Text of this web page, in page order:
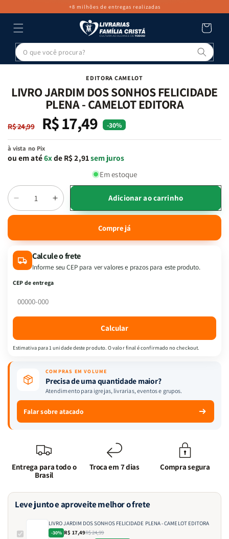
+8 milhões de entregas realizadas
Carrinho
PULAR PARA
EDITORA CAMELOT
LIVRO JARDIM DOS SONHOS FELICIDADE
PLENA - CAMELOT EDITORA
Preço
normal
R$ 24,99
Preço
promocional
R$ 17,49 -30%
à vista no Pix
ou em até6xde R$ 2,91sem juros
Em estoque
Quantidade
Diminuir
a
LIVRO
JARDIM
DOS
FELICIDADE
PLENA
CAMELOT
Aumentar
a
quantidade
LIVRO
JARDIM
DOS
Adicionar ao carrinho
Compre já
Calcule o frete
Informe seu CEP para ver valores e prazos para este produto.
CEP de entrega
Calcular
Estimativa para 1 unidade deste produto. O valor final é confirmado no checkout.
COMPRAS EM VOLUME
Precisa de uma quantidade maior?
Atendimento para igrejas, livrarias, eventos e grupos.
Falar sobre atacado
Entrega para todo o
Brasil
Troca em 7 dias Compra segura
Leve junto e aproveite melhor o frete
LIVRO JARDIM DOS SONHOS FELICIDADE PLENA - CAMELOT EDITORA
-30% R$ 17,49R$ 24,99